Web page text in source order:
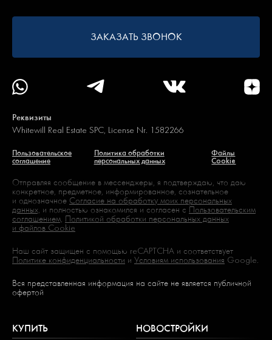
КУПИТЬ НОВОСТРОЙКИ
ЗАКАЗАТЬ ЗВОНОК
Реквизиты
Whitewill Real Estate SPC, License Nr. 1582266
Пользовательское
соглашение
Политика обработки
персональных данных
Файлы
Cookie
Отправляя сообщение в мессенджеры, я подтверждаю, что даю
конкретное, предметное, информированное, сознательное
и однозначное Согласие на обработку моих персональных
данных, и полностью ознакомился и согласен с Пользовательским
соглашением, Политикой обработки персональных данных
и файлов Cookie
Наш сайт защищен с помощью reCAPTCHA и соответствует
Политике конфиденциальности и Условиям использования Google.
Вся представленная информация на сайте не является публичной
офертой